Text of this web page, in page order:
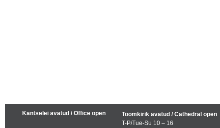
Kantselei avatud / Office open
Toomkirik avatud / Cathedral open
T-P/Tue-Su 10 – 16